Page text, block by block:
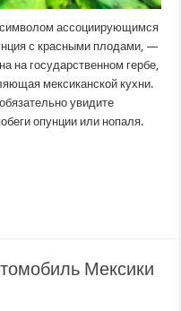
символом ассоциирующимся
с красными плодами, —
на государственном гербе,
мексиканской кухни.
увидите
опунции или нопаля.
Мексики